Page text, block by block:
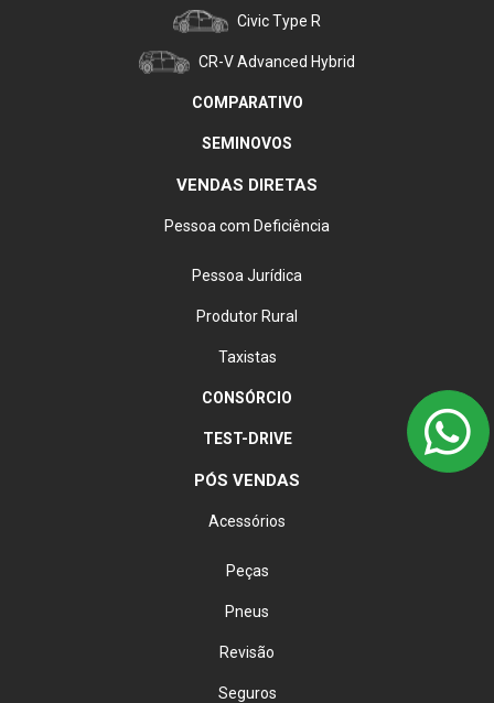
Civic Type R
CR-V Advanced Hybrid
COMPARATIVO
SEMINOVOS
VENDAS DIRETAS
Pessoa com Deficiência
Pessoa Jurídica
Produtor Rural
Taxistas
CONSÓRCIO
TEST-DRIVE
PÓS VENDAS
Acessórios
Peças
Pneus
Revisão
Seguros